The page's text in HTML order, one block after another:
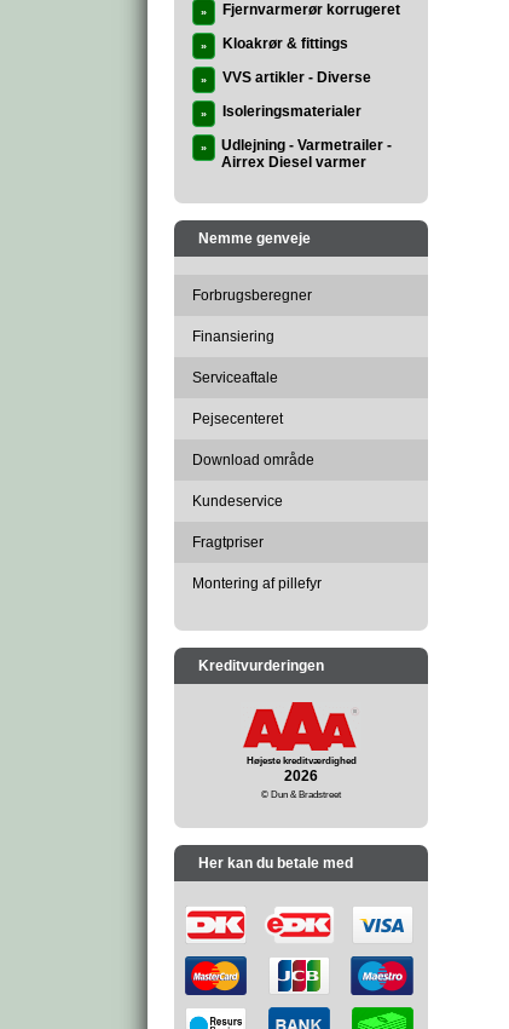
» Fjernvarmerør korrugeret
» Kloakrør & fittings
» VVS artikler - Diverse
» Isoleringsmaterialer
»
Udlejning - Varmetrailer -
Airrex Diesel varmer
Nemme genveje
Forbrugsberegner
Finansiering
Serviceaftale
Pejsecenteret
Download område
Kundeservice
Fragtpriser
Montering af pillefyr
Kreditvurderingen
Højeste kreditværdighed
2026
© Dun & Bradstreet
Her kan du betale med